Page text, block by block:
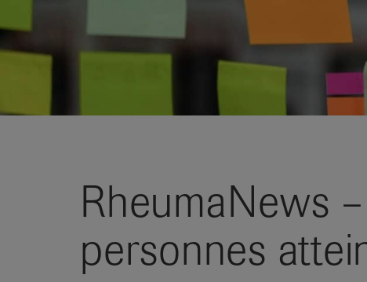
RheumaNews
personnes